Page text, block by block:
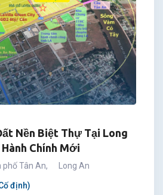
Nền Biệt Thự Tại Long
Chính Mới
phố Tân An, Long An
định)